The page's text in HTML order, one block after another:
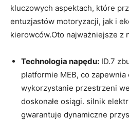
kluczowych aspektach, które
entuzjastów motoryzacji, jak i
kierowców.Oto najważniejsze z
Technologia napędu: ID.7
platformie MEB, co zapewnia
wykorzystanie przestrzeni
doskonałe osiągi. silnik
gwarantuje dynamiczne